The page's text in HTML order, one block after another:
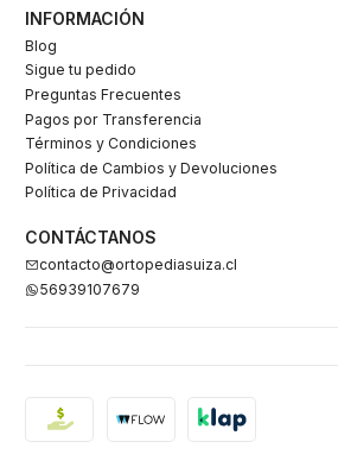
INFORMACIÓN
Blog
Sigue tu pedido
Preguntas Frecuentes
Pagos por Transferencia
Términos y Condiciones
Política de Cambios y Devoluciones
Política de Privacidad
CONTÁCTANOS
contacto@ortopediasuiza.cl
56939107679